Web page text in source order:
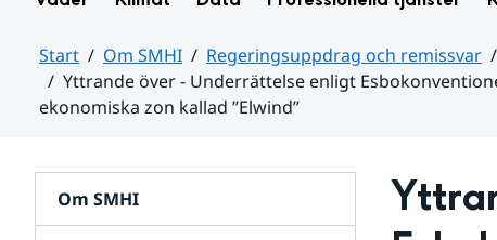
Start Om SMHI Regeringsuppdrag och remissvar
Yttrande över - Underrättelse enligt
ekonomiska zon kallad ”Elwind”
Om SMHI